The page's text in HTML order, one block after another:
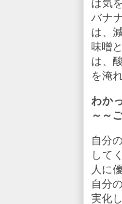
は気
バナ
は、
味噌
は、
を淹
わか
～～
自分
して
人に
自分
実化